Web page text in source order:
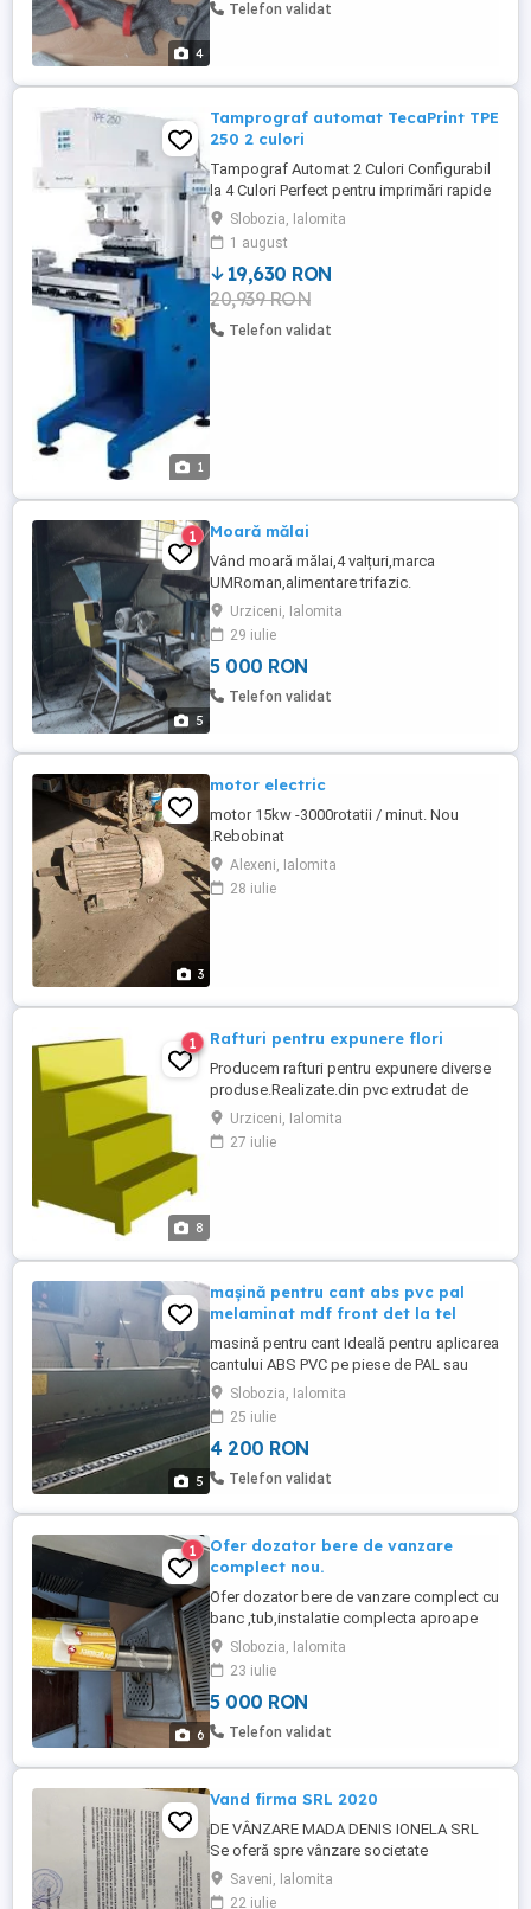
4
Telefon validat
1
Tamprograf automat TecaPrint TPE
250 2 culori
Tampograf Automat 2 Culori Configurabil
la 4 Culori Perfect pentru imprimări rapide
și precise! Ideal pentru producție
industrială sau personalizări. Caracteristici
principale: Cliseu: 250 x 100 mm Sistem:
deschis Capacitate: 1.400 imprimări oră
Stare: foarte bună, imprimări puține,
revizie ...
Slobozia, Ialomita
1 august
19,630 RON
20,939 RON
Telefon validat
5
1 Moară mălai
Vând moară mălai,4 valțuri,marca
UMRoman,alimentare trifazic.
Urziceni, Ialomita
29 iulie
5 000 RON
Telefon validat
3
motor electric
motor 15kw -3000rotatii / minut. Nou
.Rebobinat
Alexeni, Ialomita
28 iulie
8
1 Rafturi pentru expunere flori
Producem rafturi pentru expunere diverse
produse.Realizate.din pvc extrudat de
inalta calitate ideala atat pentru spatii
inchise cat si exterioare datorita
materialului din care sunt prelucrate sunt
Urziceni, Ialomita
27 iulie
5
mașină pentru cant abs pvc pal
melaminat mdf front det la tel
masină pentru cant Ideală pentru aplicarea
cantului ABS PVC pe piese de PAL sau
MDF. Detalii: model: Holzer 1437 MFE Trim
aplicare cant ABS PVC funcționare bună
întreținută și verificată. mai multe det la tel
Slobozia, Ialomita
25 iulie
4 200 RON
Telefon validat
6
1
Ofer dozator bere de vanzare
complect nou.
Ofer dozator bere de vanzare complect cu
banc ,tub,instalatie complecta aproape
nou folosit de 2 ori doar pui butoiul de
bere si dai drumul la treaba tel ron si un tv
cadou.85 cm
Slobozia, Ialomita
23 iulie
5 000 RON
Telefon validat
Vand firma SRL 2020
DE VÂNZARE MADA DENIS IONELA SRL
Se oferă spre vânzare societate
comercială înființată în anul 2020, cu
sediul în comuna Săveni, județul Ialomița.
Saveni, Ialomita
22 iulie